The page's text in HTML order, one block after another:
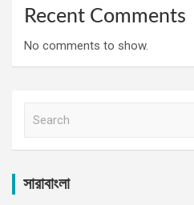
Recent Comments
No comments to show.
c
সারাবাংলা